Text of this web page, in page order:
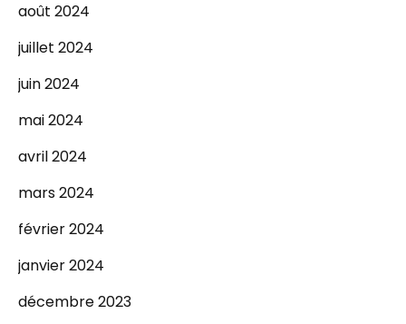
août 2024
juillet 2024
juin 2024
mai 2024
avril 2024
mars 2024
février 2024
janvier 2024
décembre 2023